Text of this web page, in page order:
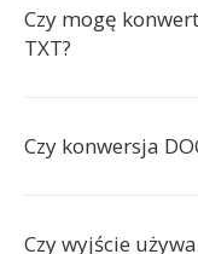
Czy mogę
TXT?
Czy konwersja
Czy wyjście